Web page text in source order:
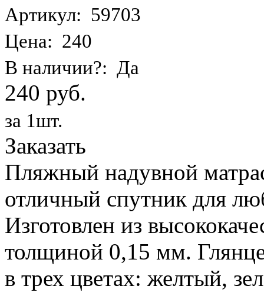
Артикул: 59703
Цена: 240
В наличии?: Да
240 руб.
за 1шт.
Заказать
Пляжный надувной
отличный спутник для
Изготовлен из
толщиной 0,15 мм.
в трех цветах: желтый,